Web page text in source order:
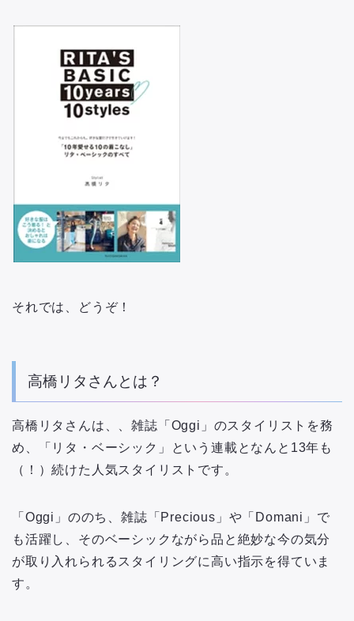
それでは、どうぞ！
高橋リタさんとは？
高橋リタさんは、、雑誌「Oggi」のスタイリストを務
め、「リタ・ベーシック」という連載となんと13年も
（！）続けた人気スタイリストです。
「Oggi」ののち、雑誌「Precious」や「Domani」で
も活躍し、そのベーシックながら品と絶妙な今の気分
が取り入れられるスタイリングに高い指示を得ていま
す。